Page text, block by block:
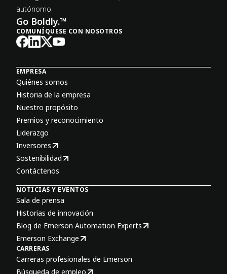
autónomo.
Go Boldly.™
COMUNÍQUESE CON NOSOTROS
EMPRESA
Quiénes somos
Historia de la empresa
Nuestro propósito
Premios y reconocimiento
Liderazgo
Inversores
Sostenibilidad
Contáctenos
NOTICIAS Y EVENTOS
Sala de prensa
Historias de innovación
Blog de Emerson Automation Experts
Emerson Exchange
CARRERAS
Carreras profesionales de Emerson
Búsqueda de empleo